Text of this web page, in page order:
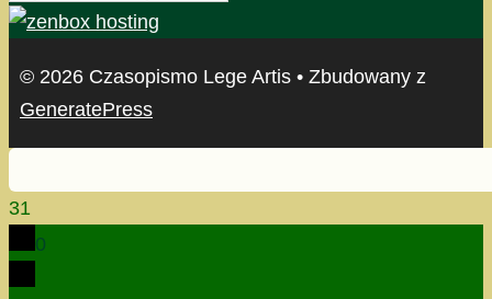
© 2026 Czasopismo Lege Artis • Zbudowany z
GeneratePress
31
0